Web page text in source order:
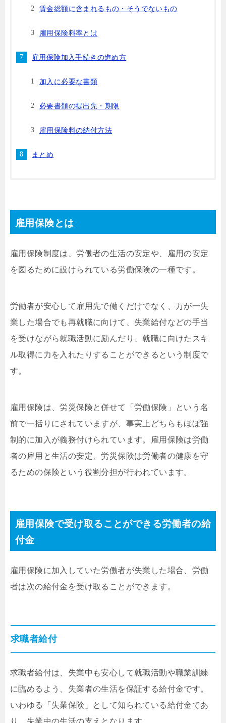
賃金総額に含まれるもの・そうでないもの
雇用保険料率とは
雇用保険加入手続きの進め方
加入に必要な書類
必要書類の提出先・期限
雇用保険料の納付方法
まとめ
雇用保険とは
雇用保険制度は、労働者の生活の安定や、雇用の安定
を図るために設けられている労働保険の一種です。
労働者が安心して雇用先で働くだけでなく、万が一失
業した場合でも再就職に向けて、失業給付などの手当
を受けながら就職活動に励んだり、就職に向けたスキ
ル取得に力を入れたりすることができるという制度で
す。
雇用保険は、労災保険と併せて「労働保険」という名
前で一括りにされていますが、事実上どちらもほぼ強
制的に加入が義務付けられています。雇用保険は労働
者の雇用と生活の安定、労災保険は労働者の健康を守
るための保険という役割分担が行われています。
雇用保険で受け取ることができる労働者の給
付金
雇用保険に加入していた労働者が失業した場合、労働
者は次の給付金を受け取ることができます。
求職者給付
求職者給付は、失業中も安心して就職活動や職業訓練
に臨めるよう、失業者の生活を保証する給付金です。
いわゆる「失業保険」として知られている給付金であ